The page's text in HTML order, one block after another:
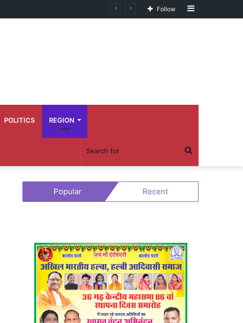
Sidebar
Follow
POLITICS REGION
Search
for
Popular Recent